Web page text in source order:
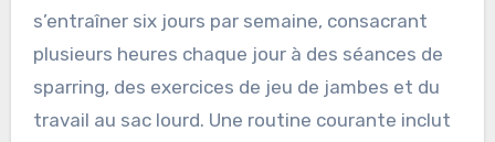
s’entraîner six jours par semaine, consacrant
plusieurs heures chaque jour à des séances de
sparring, des exercices de jeu de jambes et du
travail au sac lourd. Une routine courante inclut